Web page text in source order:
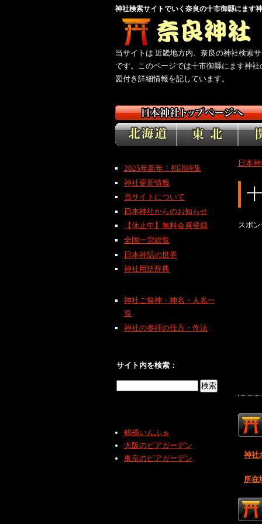
神社検索サイトでいく奈良の十市御縣にます
当サイトは 近畿地方内、奈良の神社検索
です。このページでは十市御縣にます神社
図付き詳細情報を記しています。
日本
スポ
神社
所在
2025年新年！初詣特集
神社更新情報
当サイトについて
日本神社からのお知らせ
【休止中】無料会員登録
全国一宮総覧
日本神話の世界
神社用語辞典
神社ご祭神・神名・人名一
覧
神社の参拝の仕方・作法
サイト内を検索：
鶴橋いんふぉ
大阪のビアガーデン
東京のビアガーデン